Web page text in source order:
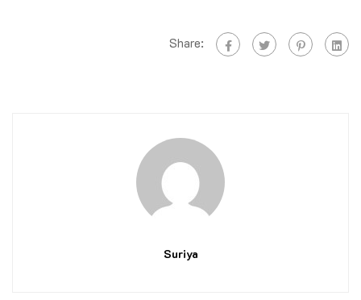
Share:
Suriya